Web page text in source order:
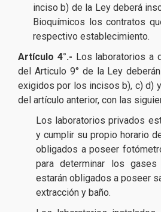
inciso b) de la Ley deberá
Bioquímicos los contratos
respectivo establecimiento.
Artículo 4°.- Los laboratorios a
del Articulo 9° de la Ley
exigidos por los incisos b), c) d)
del artículo anterior, con las
Los laboratorios privados
y cumplir su propio horario
obligados a poseer
para determinar los
estarán obligados a poseer
extracción y baño.